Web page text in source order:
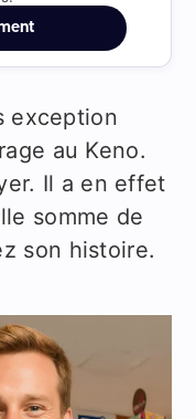
exception
au Keno.
Il a en effet
somme de
son histoire.